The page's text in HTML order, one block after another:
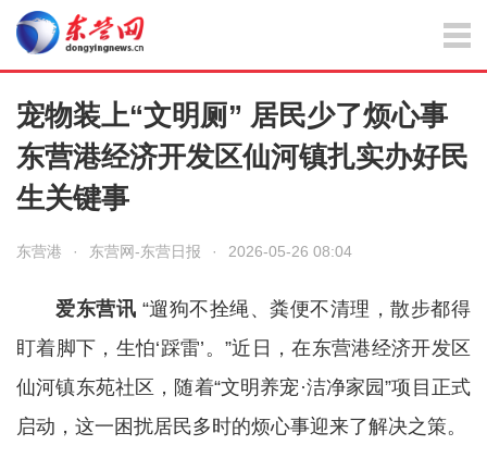
宠物装上“文明厕” 居民少了烦心事
东营港经济开发区仙河镇扎实办好民
生关键事
东营港 · 东营网-东营日报 · 2026-05-26 08:04
爱东营讯 “遛狗不拴绳、粪便不清理，散步都得
盯着脚下，生怕‘踩雷’。”近日，在东营港经济开发区
仙河镇东苑社区，随着“文明养宠·洁净家园”项目正式
启动，这一困扰居民多时的烦心事迎来了解决之策。